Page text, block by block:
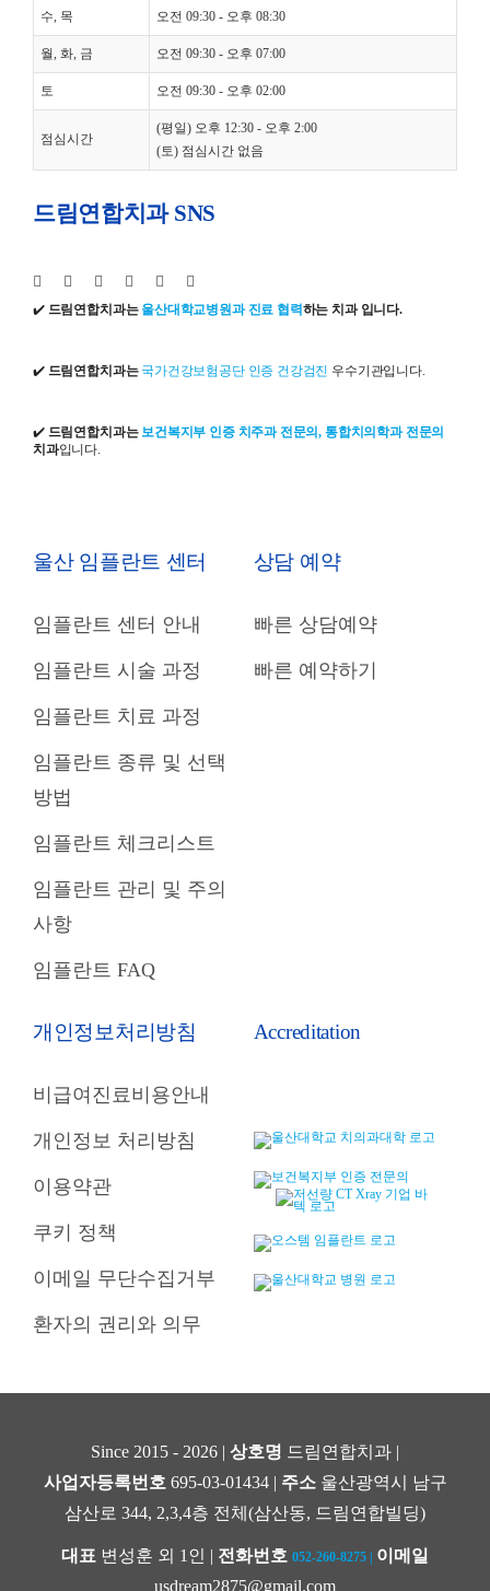
수, 목 오전 09:30 - 오후 08:30
월, 화, 금 오전 09:30 - 오후 07:00
토 오전 09:30 - 오후 02:00
점심시간
(평일) 오후 12:30 - 오후 2:00
(토) 점심시간 없음
드림연합치과 SNS
✔️ 드림연합치과는 울산대학교병원과 진료 협력하는 치과 입니다.
✔️ 드림연합치과는 국가건강보험공단 인증 건강검진 우수기관입니다.
✔️ 드림연합치과는보건복지부 인증 치주과 전문의, 통합치의학과 전문의
치과입니다.
울산 임플란트 센터
임플란트 센터 안내
임플란트 시술 과정
임플란트 치료 과정
임플란트 종류 및 선택
방법
임플란트 체크리스트
임플란트 관리 및 주의
사항
임플란트 FAQ
상담 예약
빠른 상담예약
빠른 예약하기
개인정보처리방침
비급여진료비용안내
개인정보 처리방침
이용약관
쿠키 정책
이메일 무단수집거부
환자의 권리와 의무
Accreditation
Since 2015 - 2026 | 상호명 드림연합치과 |
사업자등록번호 695-03-01434 | 주소울산광역시 남구
삼산로 344, 2,3,4층 전체(삼산동, 드림연합빌딩)
대표 변성훈 외 1인 | 전화번호 052-260-8275 | 이메일
usdream2875@gmail.com